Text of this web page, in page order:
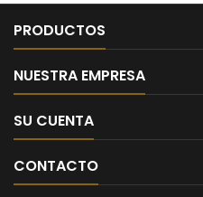
PRODUCTOS
NUESTRA EMPRESA
SU CUENTA
CONTACTO